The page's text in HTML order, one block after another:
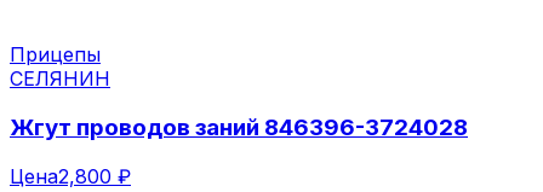
Прицепы
СЕЛЯНИН
Жгут проводов заний 846396-3724028
Цена2,800 ₽